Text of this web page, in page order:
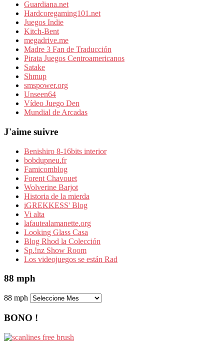
Guardiana.net
Hardcoregaming101.net
Juegos Indie
Kitch-Bent
megadrive.me
Madre 3 Fan de Traducción
Pirata Juegos Centroamericanos
Satake
Shmup
smspower.org
Unseen64
Vídeo Juego Den
Mundial de Arcadas
J'aime suivre
Benishiro 8-16bits interior
bobdupneu.fr
Famicomblog
Forent Chavouet
Wolverine Barjot
Historia de la mierda
iGREKKESS' Blog
Vi alta
lafautealamanette.org
Looking Glass Casa
Blog Rhod la Colección
Sp.!nz Show Room
Los videojuegos se están Rad
88 mph
88 mph
BONO !